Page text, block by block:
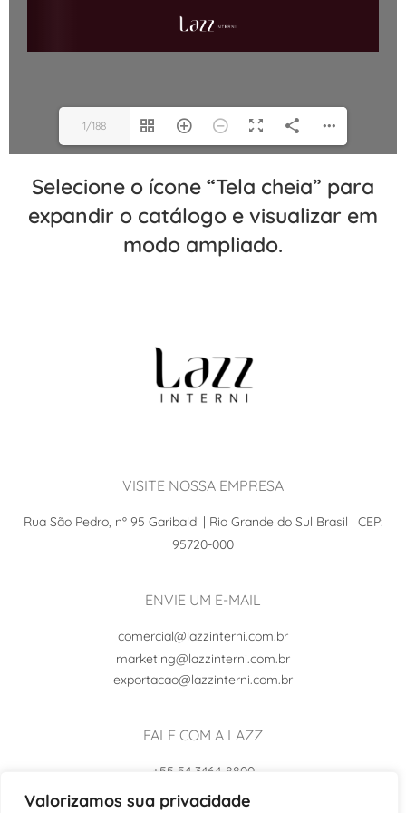
Valorizamos sua privacidade
1/188
Selecione o ícone “Tela cheia” para
expandir o catálogo e visualizar em
modo ampliado.
VISITE NOSSA EMPRESA
Rua São Pedro, nº 95 Garibaldi | Rio Grande do Sul Brasil | CEP:
95720-000
ENVIE UM E-MAIL
comercial@lazzinterni.com.br
marketing@lazzinterni.com.br
exportacao@lazzinterni.com.br
FALE COM A LAZZ
+55 54 3464-8800
+55 54 99102-8242